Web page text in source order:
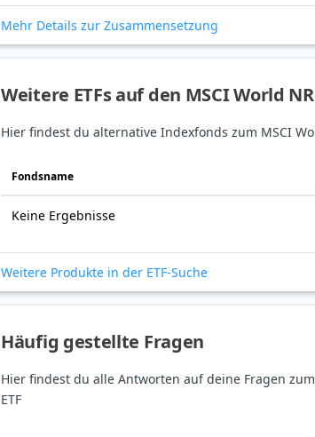
Mehr Details zur Zusammensetzung
Weitere ETFs auf den MSCI World
Hier findest du alternative Indexfonds zum MSCI
Fonds­name
Keine Ergebnisse
Weitere Produkte in der ETF-Suche
Häufig gestellte Fragen
Hier findest du alle Antworten auf deine Fragen
ETF